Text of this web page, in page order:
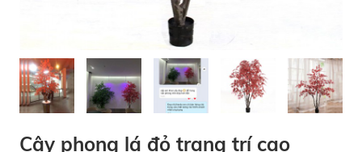
Cây phong lá đỏ trang trí cao